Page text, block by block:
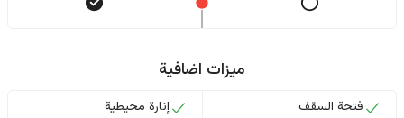
ميزات اضافية
فتحة السقف
إنارة محيطية